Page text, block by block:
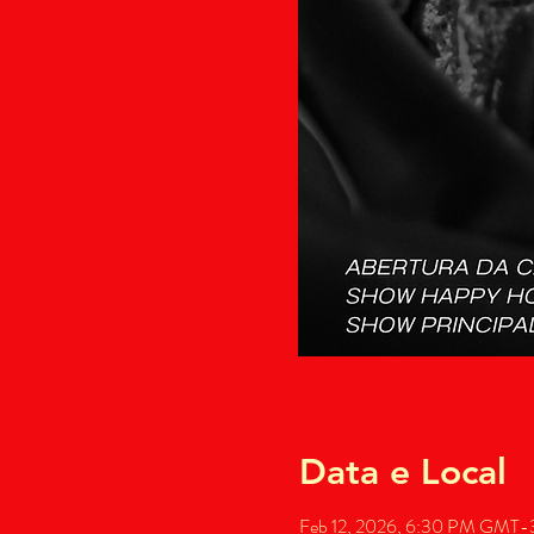
Data e Local
Feb 12, 2026, 6:30 PM